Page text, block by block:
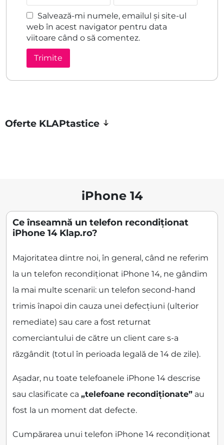
Salvează-mi numele, emailul și site-ul
web în acest navigator pentru data
viitoare când o să comentez.
Oferte KLAPtastice
iPhone 14
Ce înseamnă un telefon recondiționat
iPhone 14 Klap.ro?
Majoritatea dintre noi, în general, când ne referim
la un telefon recondiționat iPhone 14, ne gândim
la mai multe scenarii: un telefon second-hand
trimis înapoi din cauza unei defecțiuni (ulterior
remediate) sau care a fost returnat
comerciantului de către un client care s-a
răzgândit (totul în perioada legală de 14 de zile).
Așadar, nu toate telefoanele iPhone 14 descrise
sau clasificate ca „telefoane recondiționate” au
fost la un moment dat defecte.
Cumpărarea unui telefon iPhone 14 recondiționat